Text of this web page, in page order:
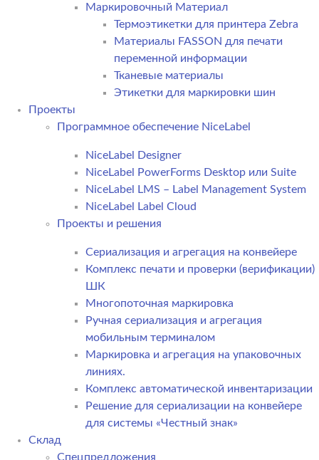
Маркировочный Материал
Термоэтикетки для принтера Zebra
Материалы FASSON для печати
переменной информации
Тканевые материалы
Этикетки для маркировки шин
Проекты
Программное обеспечение NiceLabel
NiceLabel Designer
NiceLabel PowerForms Desktop или Suite
NiceLabel LMS – Label Management System
NiceLabel Label Cloud
Проекты и решения
Сериализация и агрегация на конвейере
Комплекс печати и проверки (верификации)
ШК
Многопоточная маркировка
Ручная сериализация и агрегация
мобильным терминалом
Маркировка и агрегация на упаковочных
линиях.
Комплекс автоматической инвентаризации
Решение для сериализации на конвейере
для системы «Честный знак»
Склад
Спецпредложения